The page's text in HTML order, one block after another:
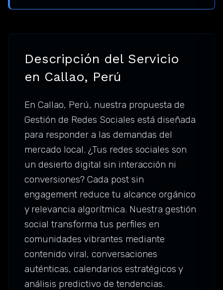
Descripción del Servicio
en Callao, Perú
En Callao, Perú, nuestra propuesta de
Gestión de Redes Sociales está diseñada
para responder a las demandas del
mercado local. ¿Tus redes sociales son
un desierto digital sin interacción ni
conversiones? Cada post sin
engagement reduce tu alcance orgánico
y relevancia algorítmica. Nuestra gestión
social transforma tus perfiles en
comunidades vibrantes mediante
contenido viral, conversaciones
auténticas, calendarios estratégicos y
análisis predictivo de tendencias.